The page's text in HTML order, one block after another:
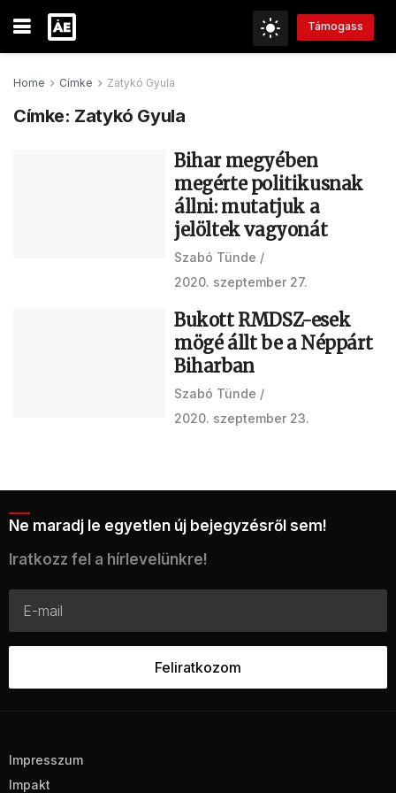
Támogass
Home Címke Zatykó Gyula
Címke: Zatykó Gyula
Bihar megyében
megérte politikusnak
állni: mutatjuk a
jelöltek vagyonát
Szabó Tünde
2020. szeptember 27.
Bukott RMDSZ-esek
mögé állt be a Néppárt
Biharban
Szabó Tünde
2020. szeptember 23.
Ne maradj le egyetlen új bejegyzésről sem!
Iratkozz fel a hírlevelünkre!
Impresszum
Impakt